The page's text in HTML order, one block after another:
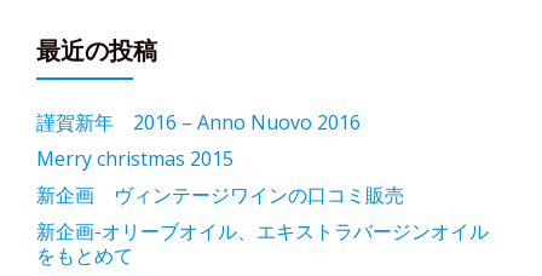
最近の投稿
謹賀新年 2016 – Anno Nuovo 2016
Merry christmas 2015
新企画 ヴィンテージワインの口コミ販売
新企画-オリーブオイル、エキストラバージンオイル
をもとめて